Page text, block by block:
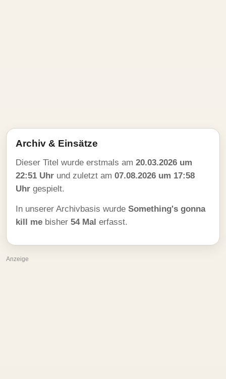
Archiv & Einsätze
Dieser Titel wurde erstmals am 20.03.2026 um
22:51 Uhr und zuletzt am 07.08.2026 um 17:58
Uhr gespielt.
In unserer Archivbasis wurde Something's gonna
kill me bisher 54 Mal erfasst.
Anzeige